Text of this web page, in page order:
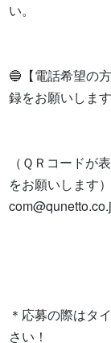
い。
🔵【電話希望の
録をお願いしま
（ＱＲコードが
をお願いします
＊応募の際はタ
さい！